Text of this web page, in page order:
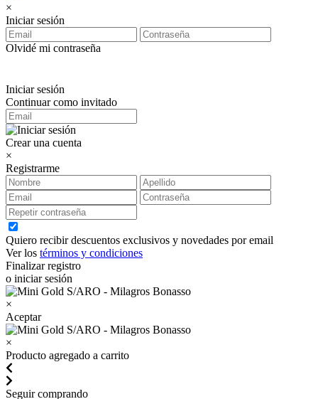
×
Iniciar sesión
Olvidé mi contraseña
Iniciar sesión
Continuar como invitado
Crear una cuenta
×
Registrarme
Quiero recibir descuentos exclusivos y novedades por email
Ver los términos y condiciones
Finalizar registro
o iniciar sesión
×
Aceptar
×
Producto agregado a carrito
Seguir comprando